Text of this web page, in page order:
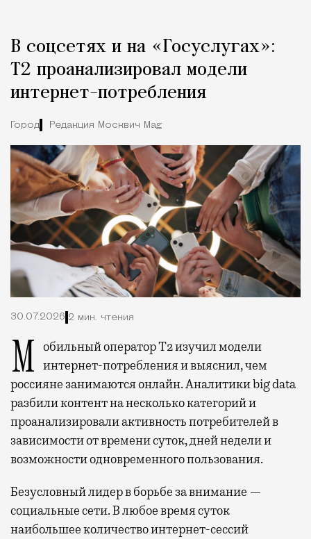
В соцсетях и на «Госуслугах»:
Т2 проанализировал модели
интернет-потребления
Город Редакция Москвич Mag
30.07.2026 2 мин. чтения
Мобильный оператор Т2 изучил модели интернет-потребления и выяснил, чем
россияне занимаются онлайн. Аналитики big data
разбили контент на несколько категорий и
проанализировали активность потребителей в
зависимости от времени суток, дней недели и
возможности одновременного пользования.
Безусловный лидер в борьбе за внимание —
социальные сети. В любое время суток
наибольшее количество интернет-сессий